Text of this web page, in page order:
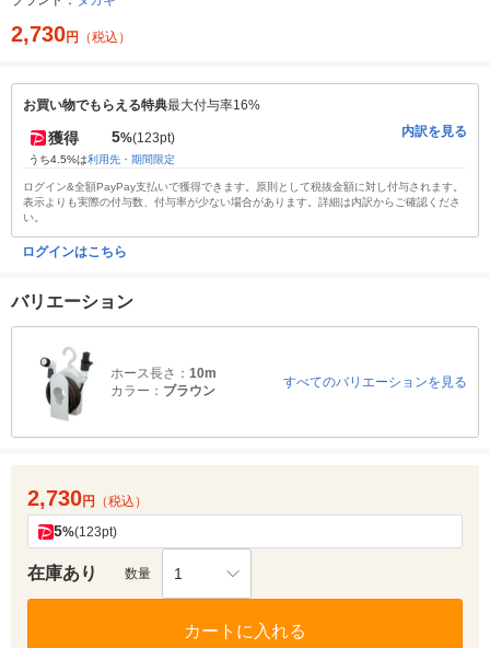
2,730円 （税込）
お買い物でもらえる特典最大付与率16%
獲得 5%(123pt)
うち4.5%は利用先・期間限定
内訳を見る
ログイン&全額PayPay支払いで獲得できます。原則として税抜金額に対し付与されます。
表示よりも実際の付与数、付与率が少ない場合があります。詳細は内訳からご確認くださ
い。
ログインはこちら
バリエーション
ホース長さ： 10m
カラー： ブラウン
すべてのバリエーションを見る
2,730円 （税込）
5%(123pt)
在庫あり 数量 1
カートに入れる